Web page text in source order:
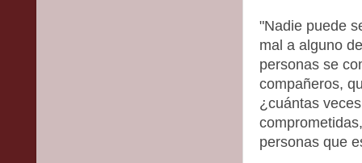
"Nadie puede
mal a alguno
personas se
compañeros,
¿cuántas
personas que